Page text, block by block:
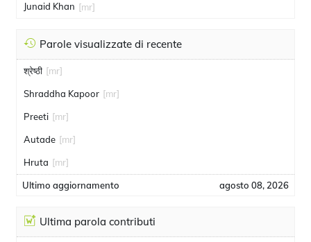
Junaid Khan [mr]
Parole visualizzate di recente
श्रेष्ठी [mr]
Shraddha Kapoor [mr]
Preeti [mr]
Autade [mr]
Hruta [mr]
Ultimo aggiornamento agosto 08, 2026
Ultima parola contributi